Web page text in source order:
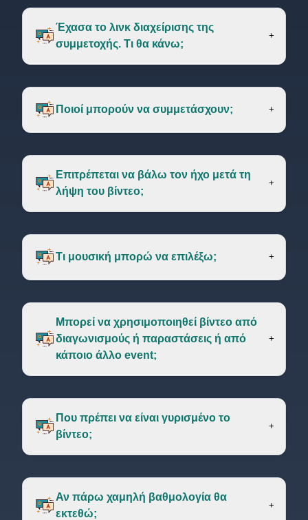
Έχασα το λινκ διαχείρισης της
συμμετοχής. Τι θα κάνω;
+
Ποιοί μπορούν να συμμετάσχουν; +
Επιτρέπεται να βάλω τον ήχο μετά τη
λήψη του βίντεο;
+
Τι μουσική μπορώ να επιλέξω; +
Μπορεί να χρησιμοπoιηθεί βίντεο από
διαγωνισμούς ή παραστάσεις ή από
κάποιο άλλο event;
+
Που πρέπει να είναι γυρισμένο το
βίντεο;
+
Αν πάρω χαμηλή βαθμολογία θα
εκτεθώ;
+